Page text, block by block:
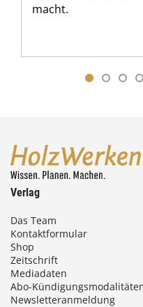
macht.
Verlag
Das Team
Kontaktformular
Shop
Zeitschrift
Mediadaten
Abo-
Newsletteranmeldung